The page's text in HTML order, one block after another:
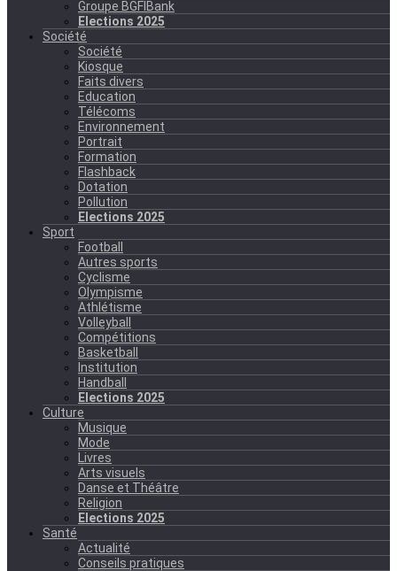
Groupe BGFIBank
Elections 2025
Société
Société
Kiosque
Faits divers
Education
Télécoms
Environnement
Portrait
Formation
Flashback
Dotation
Pollution
Elections 2025
Sport
Football
Autres sports
Cyclisme
Olympisme
Athlétisme
Volleyball
Compétitions
Basketball
Institution
Handball
Elections 2025
Culture
Musique
Mode
Livres
Arts visuels
Danse et Théâtre
Religion
Elections 2025
Santé
Actualité
Conseils pratiques